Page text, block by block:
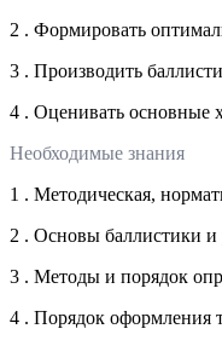
2 . Формировать
3 . Производить
4 . Оценивать основные
Необходимые знания
1 . Методическая,
2 . Основы баллистики
3 . Методы и порядок
4 . Порядок оформления